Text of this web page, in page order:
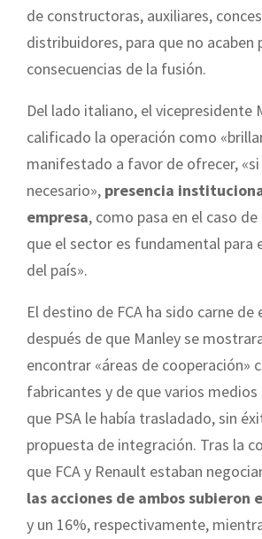
de constructoras, auxiliares,
distribuidores, para que no acaben
consecuencias de la fusión.
Del lado italiano, el vicepresidente
calificado la operación como
manifestado a favor de ofrecer,
necesario», presencia
empresa, como pasa en el caso
que el sector es fundamental para
del país».
El destino de FCA ha sido carne de
después de que Manley se
encontrar «áreas de cooperación»
fabricantes y de que varios
que PSA le había trasladado, sin
propuesta de integración. Tras la
que FCA y Renault estaban
las acciones de ambos subieron
y un 16%, respectivamente,